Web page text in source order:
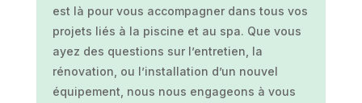
est là pour vous accompagner dans tous vos
projets liés à la piscine et au spa. Que vous
ayez des questions sur l’entretien, la
rénovation, ou l’installation d’un nouvel
équipement, nous nous engageons à vous